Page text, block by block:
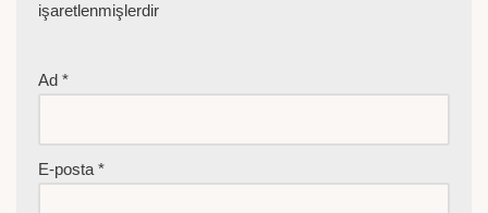
işaretlenmişlerdir
Ad *
E-posta *